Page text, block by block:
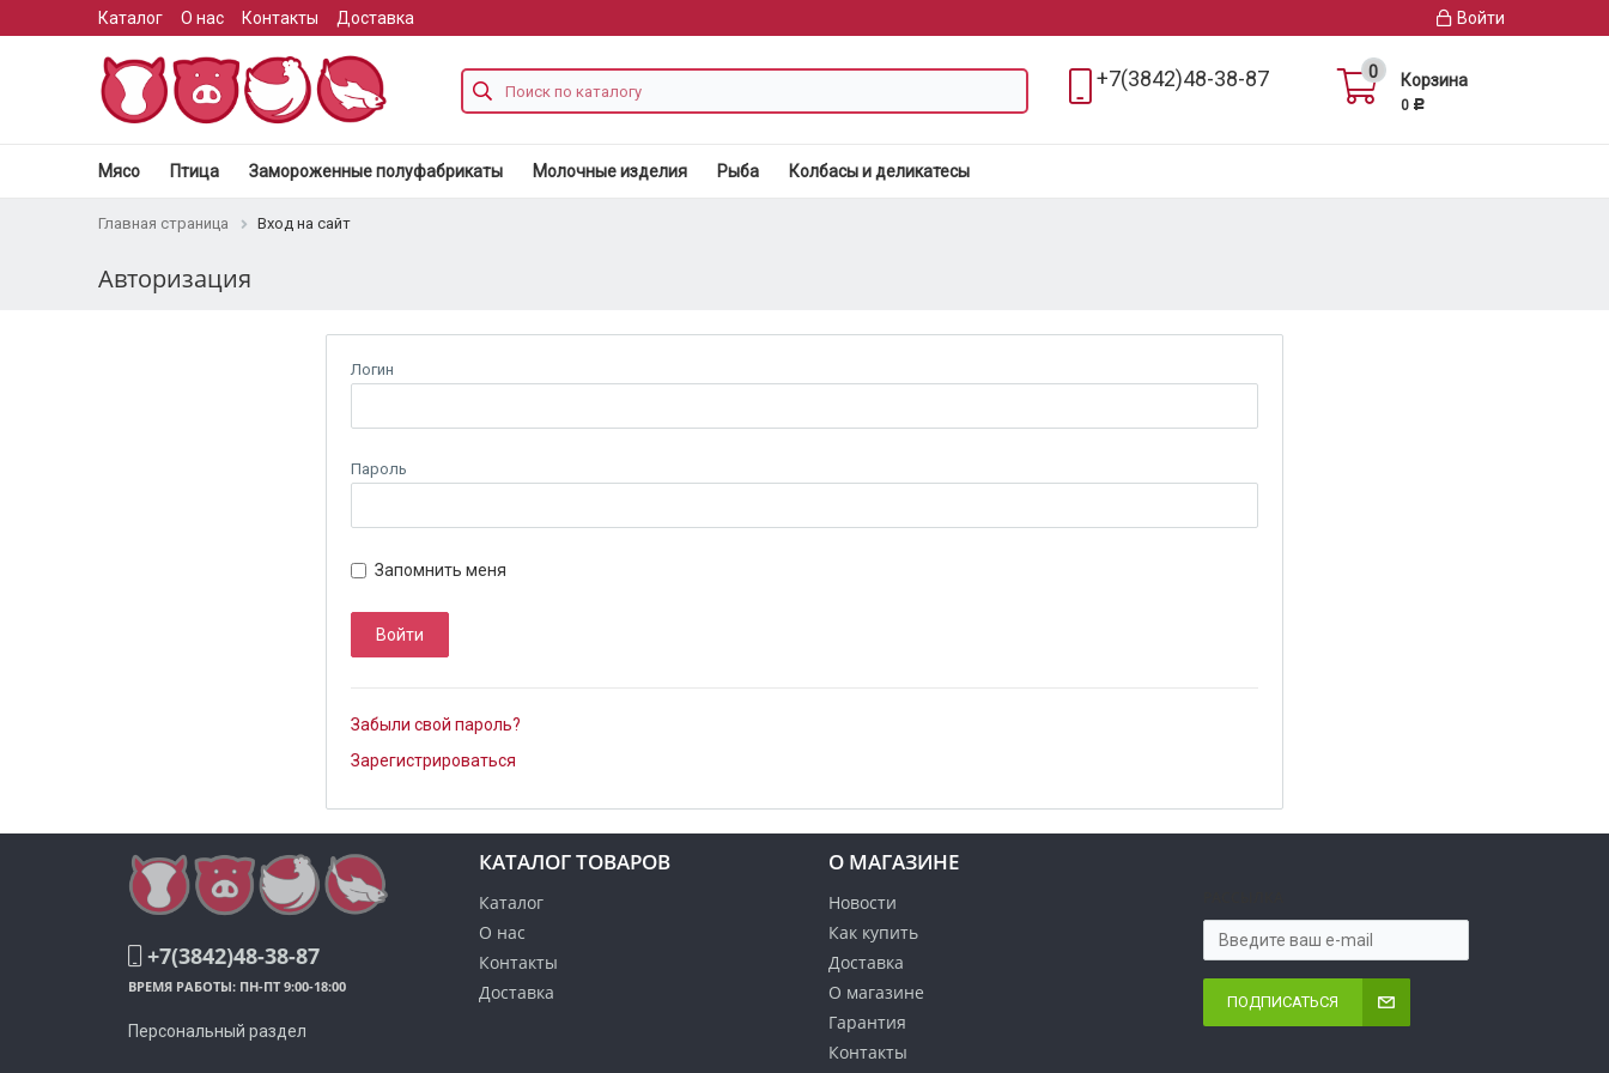
Каталог О нас Контакты Доставка Войти
+7(3842)48-38-87 0 Корзина
0 Р
Мясо Птица Замороженные полуфабрикаты Молочные изделия Рыба Колбасы и деликатесы
Главная страница Вход на сайт
Авторизация
Логин
Пароль
Запомнить меня
Забыли свой пароль?
Зарегистрироваться
О МАГАЗИНЕ
Новости
Как купить
Доставка
О магазине
Гарантия
Контакты
КАТАЛОГ ТОВАРОВ
Каталог
О нас
Контакты
Доставка
ПОДПИСАТЬСЯ
+7(3842)48-38-87
ВРЕМЯ РАБОТЫ: ПН-ПТ 9:00-18:00
Персональный раздел